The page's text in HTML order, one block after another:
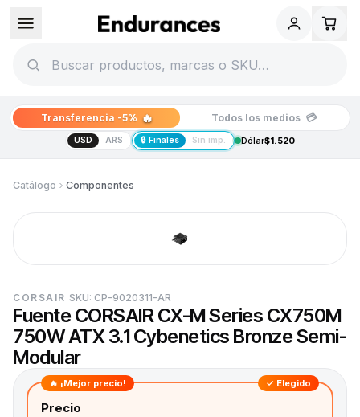
Transferencia -5% 🔥 Todos los medios 💳
USD ARS 🔒 Finales Sin imp. Dólar$1.520
Catálogo Componentes
CORSAIR SKU: CP-9020311-AR
Fuente CORSAIR CX-M Series CX750M
750W ATX 3.1 Cybenetics Bronze Semi-
Modular
🔥 ¡Mejor precio! ✓ Elegido
Precio